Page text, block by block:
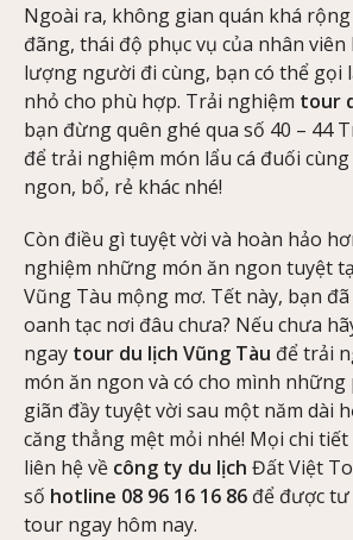
Ngoài ra, không gian quán khá
đãng, thái độ phục vụ của nhân
lượng người đi cùng, bạn có thể gọi
nhỏ cho phù hợp. Trải nghiệm tour
bạn đừng quên ghé qua số 40 – 44
để trải nghiệm món lẩu cá đuối
ngon, bổ, rẻ khác nhé!
Còn điều gì tuyệt vời và hoàn hảo
nghiệm những món ăn ngon tuyệt
Vũng Tàu mộng mơ. Tết này, bạn
oanh tạc nơi đâu chưa? Nếu chưa
ngay tour du lịch Vũng Tàu để trải
món ăn ngon và có cho mình
giãn đầy tuyệt vời sau một năm dài
căng thẳng mệt mỏi nhé! Mọi chi tiết
liên hệ về công ty du lịch Đất Việt
số hotline 08 96 16 16 86 để được
tour ngay hôm nay.